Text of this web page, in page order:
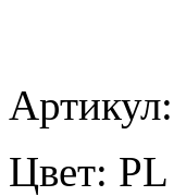
Цвет: PL